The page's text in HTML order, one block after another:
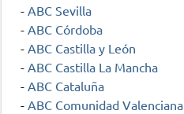
- ABC Sevilla
- ABC Córdoba
- ABC Castilla y León
- ABC Castilla La Mancha
- ABC Cataluña
- ABC Comunidad Valenciana